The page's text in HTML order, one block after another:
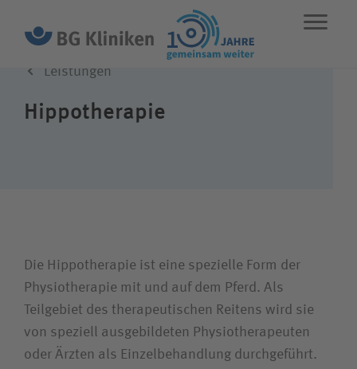
Wie können wir Ihnen helfen?
Suchwert
Leistungen
Hippotherapie
Die Hippo­therapie ist eine spezielle Form der
Physio­therapie mit und auf dem Pferd. Als
Teilgebiet des therapeutischen Reitens wird sie
von speziell ausgebildeten Physio­therapeuten
oder Ärzten als Einzel­behandlung durchgeführt.